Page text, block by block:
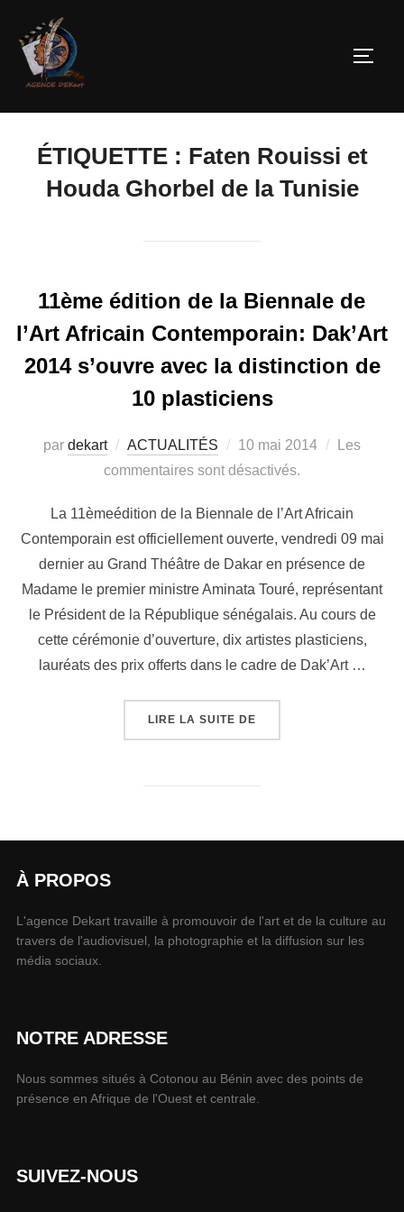
ÉTIQUETTE : Faten Rouissi et
Houda Ghorbel de la Tunisie
11ème édition de la Biennale de
l’Art Africain Contemporain: Dak’Art
2014 s’ouvre avec la distinction de
10 plasticiens
par dekart ACTUALITÉS 10 mai 2014
Les
commentaires sont désactivés.
La 11èmeédition de la Biennale de l’Art Africain
Contemporain est officiellement ouverte, vendredi 09 mai
dernier au Grand Théâtre de Dakar en présence de
Madame le premier ministre Aminata Touré, représentant
le Président de la République sénégalais. Au cours de
cette cérémonie d’ouverture, dix artistes plasticiens,
lauréats des prix offerts dans le cadre de Dak’Art …
LIRE LA SUITE DE
À PROPOS
L'agence Dekart travaille à promouvoir de l'art et de la culture au
travers de l'audiovisuel, la photographie et la diffusion sur les
média sociaux.
NOTRE ADRESSE
Nous sommes situés à Cotonou au Bénin avec des points de
présence en Afrique de l'Ouest et centrale.
SUIVEZ-NOUS